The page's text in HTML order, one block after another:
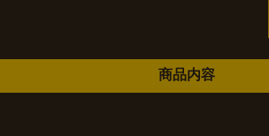
商品内容